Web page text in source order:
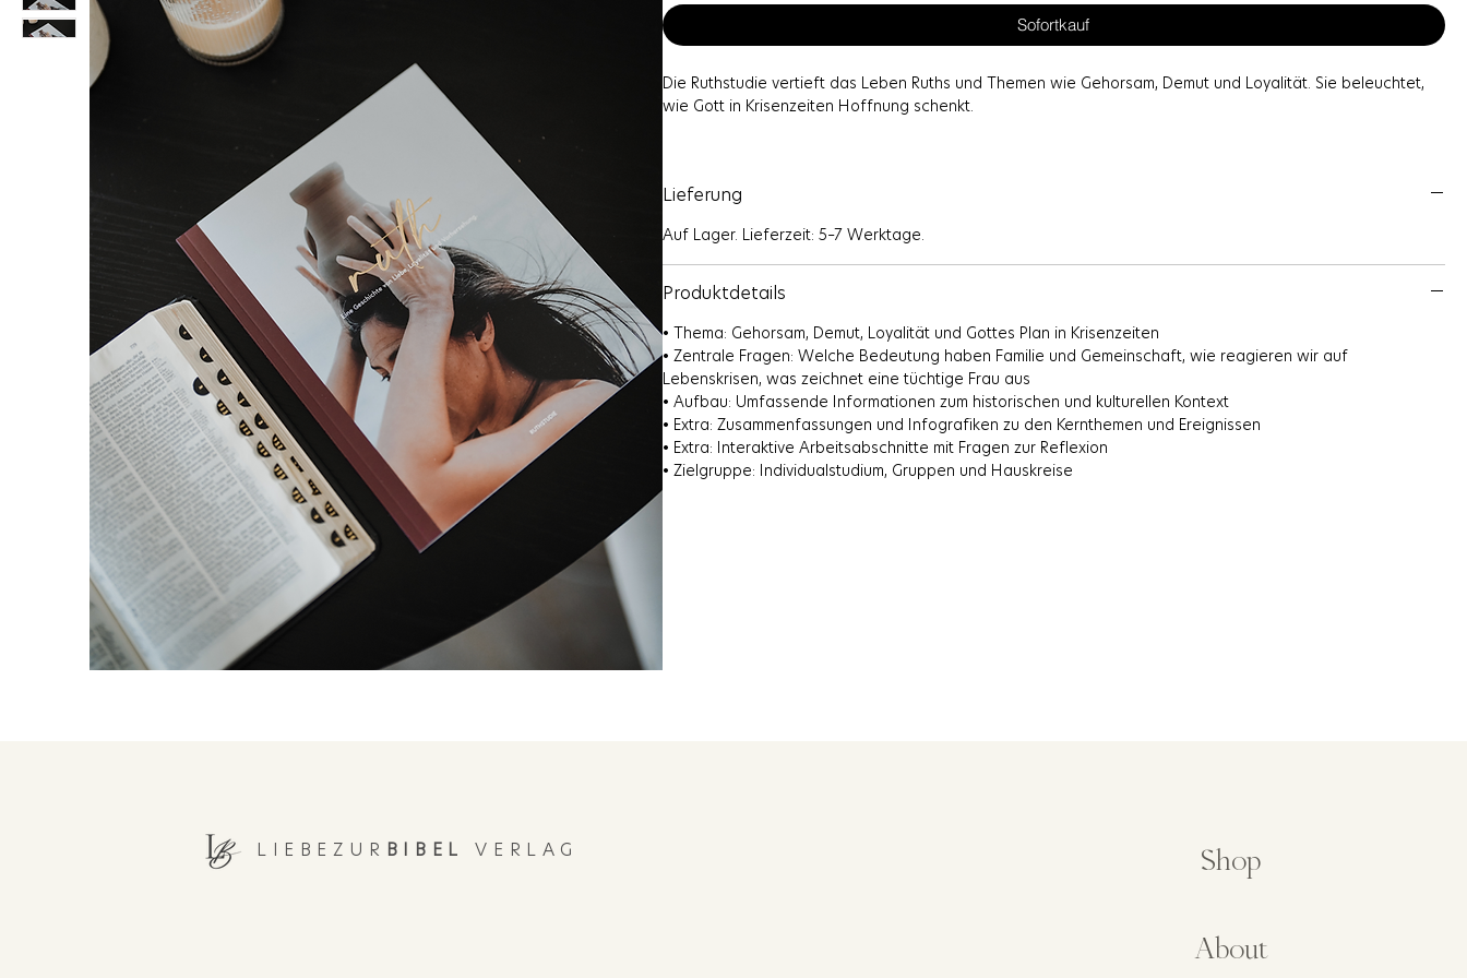
Sofortkauf
Die Ruthstudie vertieft das Leben Ruths und Themen wie Gehorsam, Demut und Loyalität. Sie beleuchtet,
wie Gott in Krisenzeiten Hoffnung schenkt.
Glauben tiefer erforschen möchte.
Lieferung
Auf Lager. Lieferzeit: 5–7 Werktage.
Produktdetails
• Thema: Gehorsam, Demut, Loyalität und Gottes Plan in Krisenzeiten
• Zentrale Fragen: Welche Bedeutung haben Familie und Gemeinschaft, wie reagieren wir auf
Lebenskrisen, was zeichnet eine tüchtige Frau aus
• Aufbau: Umfassende Informationen zum historischen und kulturellen Kontext
• Extra: Zusammenfassungen und Infografiken zu den Kernthemen und Ereignissen
• Extra: Interaktive Arbeitsabschnitte mit Fragen zur Reflexion
• Zielgruppe: Individualstudium, Gruppen und Hauskreise
LIEBEZUR BIBEL VERLAG Shop
About